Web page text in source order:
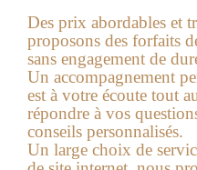
Des prix abordables et
proposons des forfaits
sans engagement de
Un accompagnement
est à votre écoute tout
répondre à vos
conseils personnalisés.
Un large choix de